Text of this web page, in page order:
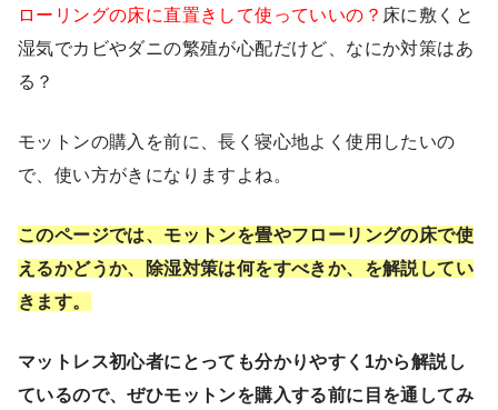
ローリングの床に直置きして使っていいの？ 床に敷くと
湿気でカビやダニの繁殖が心配だけど、なにか対策はあ
る？
モットンの購入を前に、長く寝心地よく使用したいの
で、使い方がきになりますよね。
このページでは、モットンを畳やフローリングの床で使
えるかどうか、除湿対策は何をすべきか、を解説してい
きます。
マットレス初心者にとっても分かりやすく1から解説し
ているので、ぜひモットンを購入する前に目を通してみ